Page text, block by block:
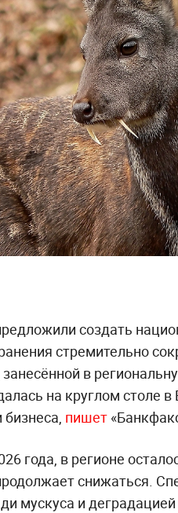
создать
стремительно
в
на круглом столе в
пишет
года, в регионе
снижаться.
мускуса и